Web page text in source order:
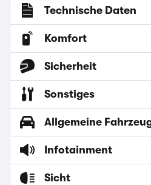
Technische Daten
Komfort
Sicherheit
Sonstiges
Allgemeine
Infotainment
Sicht